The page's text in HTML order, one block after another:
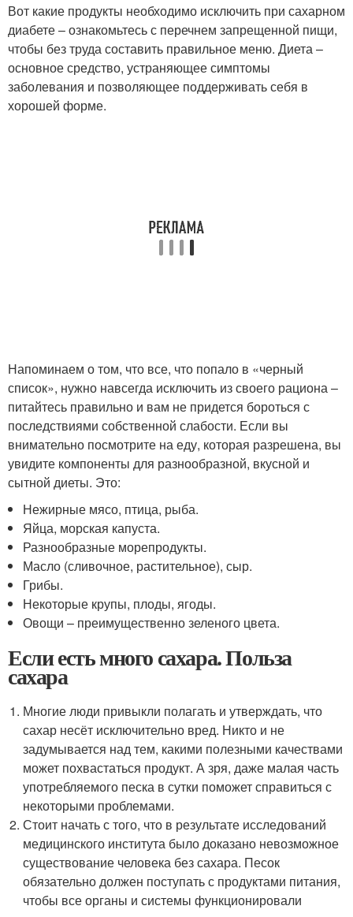
Вот какие продукты необходимо исключить при сахарном
диабете – ознакомьтесь с перечнем запрещенной пищи,
чтобы без труда составить правильное меню. Диета –
основное средство, устраняющее симптомы
заболевания и позволяющее поддерживать себя в
хорошей форме.
Напоминаем о том, что все, что попало в «черный
список», нужно навсегда исключить из своего рациона –
питайтесь правильно и вам не придется бороться с
последствиями собственной слабости. Если вы
внимательно посмотрите на еду, которая разрешена, вы
увидите компоненты для разнообразной, вкусной и
сытной диеты. Это:
Нежирные мясо, птица, рыба.
Яйца, морская капуста.
Разнообразные морепродукты.
Масло (сливочное, растительное), сыр.
Грибы.
Некоторые крупы, плоды, ягоды.
Овощи – преимущественно зеленого цвета.
Если есть много сахара. Польза
сахара
Многие люди привыкли полагать и утверждать, что
сахар несёт исключительно вред. Никто и не
задумывается над тем, какими полезными качествами
может похвастаться продукт. А зря, даже малая часть
употребляемого песка в сутки поможет справиться с
некоторыми проблемами.
Стоит начать с того, что в результате исследований
медицинского института было доказано невозможное
существование человека без сахара. Песок
обязательно должен поступать с продуктами питания,
чтобы все органы и системы функционировали